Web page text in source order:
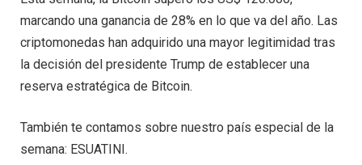
marcando una ganancia de 28% en lo que va del año. Las
criptomonedas han adquirido una mayor legitimidad tras
la decisión del presidente Trump de establecer una
reserva estratégica de Bitcoin.
También te contamos sobre nuestro país especial de la
semana: ESUATINI.